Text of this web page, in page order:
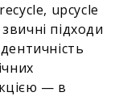
upcycle
підходи
— в